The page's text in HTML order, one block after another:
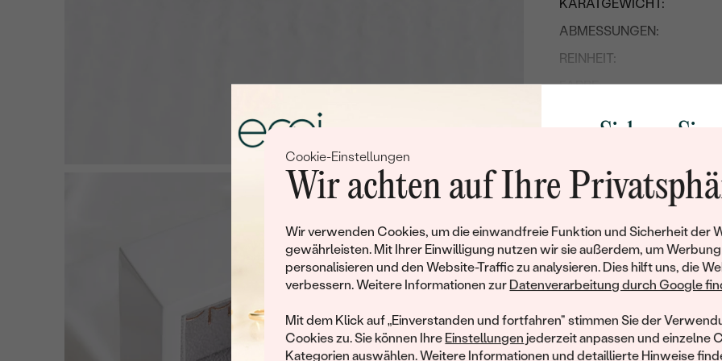
Cookie-Einstellungen
Wir achten auf Ihre
Wir verwenden Cookies, um die einwandfreie Funktion und Sicherheit der
gewährleisten. Mit Ihrer Einwilligung nutzen wir sie außerdem, um Werbung
personalisieren und den Website-Traffic zu analysieren. Dies hilft uns, die
verbessern. Weitere Informationen zur Datenverarbeitung durch Google
Mit dem Klick auf „Einverstanden und fortfahren" stimmen Sie der
Cookies zu. Sie können Ihre Einstellungen jederzeit anpassen und einzelne
Kategorien auswählen. Weitere Informationen und detaillierte Hinweise
KARATGEWICHT:
ABMESSUNGEN:
REINHEIT:
FARBE:
Sichern Sie
Rabatt auf
Werden Sie Teil
und entdecken Sie die
gefertigten Schmucks
Ihren ersten